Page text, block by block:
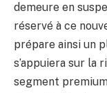
demeure en
réservé à ce
prépare ainsi un
s’appuiera sur la
segment